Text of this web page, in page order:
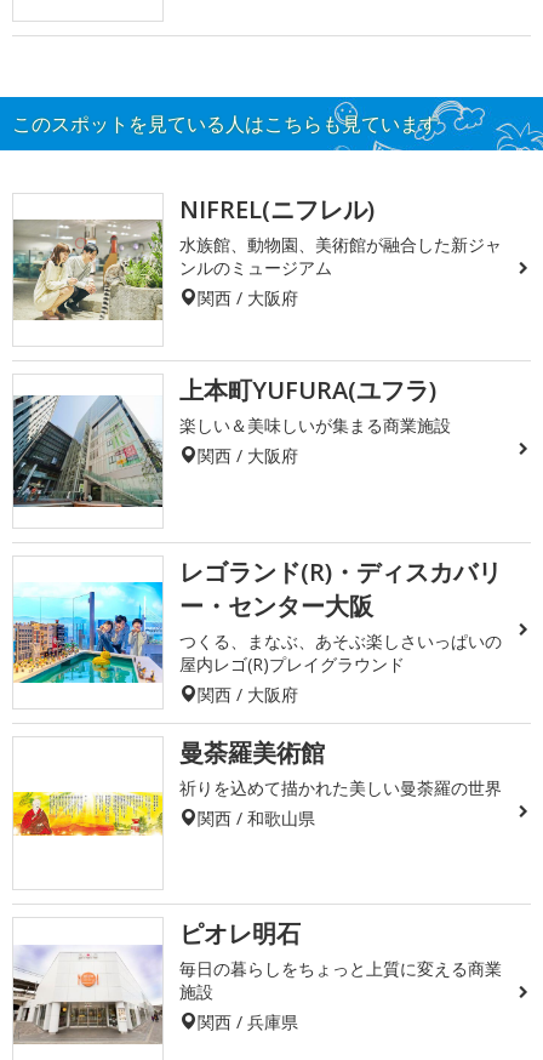
このスポットを見ている人はこちらも見ています
NIFREL(ニフレル)
水族館、動物園、美術館が融合した新ジャ
ンルのミュージアム
関西 / 大阪府
上本町YUFURA(ユフラ)
楽しい＆美味しいが集まる商業施設
関西 / 大阪府
レゴランド(R)・ディスカバリ
ー・センター大阪
つくる、まなぶ、あそぶ楽しさいっぱいの
屋内レゴ(R)プレイグラウンド
関西 / 大阪府
曼荼羅美術館
祈りを込めて描かれた美しい曼荼羅の世界
関西 / 和歌山県
ピオレ明石
毎日の暮らしをちょっと上質に変える商業
施設
関西 / 兵庫県